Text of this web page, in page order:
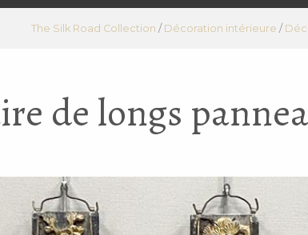
The Silk Road Collection / Décoration intérieure /
de longs